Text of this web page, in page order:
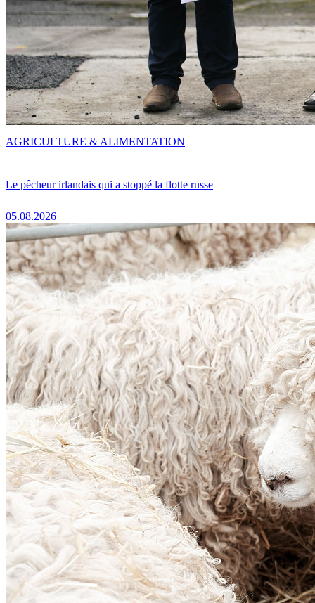
Le pêcheur irlandais qui a stoppé la flotte russe
05.08.2026
AGRICULTURE & ALIMENTATION